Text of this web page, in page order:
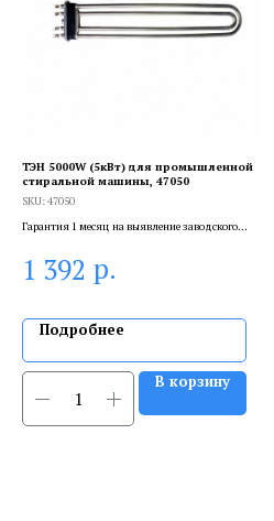
ТЭН 5000W (5кВт) для промышленной
стиральной машины, 47050
SKU:47050
Гарантия 1 месяц на выявление заводского
сертифицированный специалист.
1 392 р.
Подробнее
В корзину